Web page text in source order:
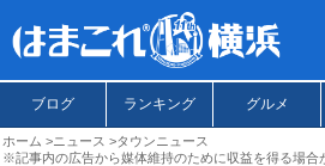
ブログ ランキング グルメ
ホーム ニュース
タウンニュース
※記事内の広告から媒体維持のために収益を得る場合